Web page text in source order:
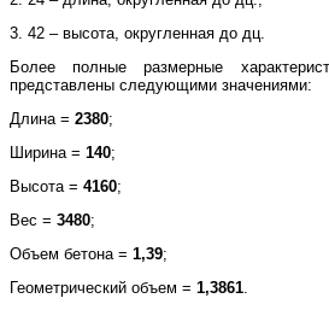
3. 42 – высота, округленная до дц.
Более полные размерные
представлены следующими значениями:
Длина = 2380;
Ширина = 140;
Высота = 4160;
Вес = 3480;
Объем бетона = 1,39;
Геометрический объем = 1,3861